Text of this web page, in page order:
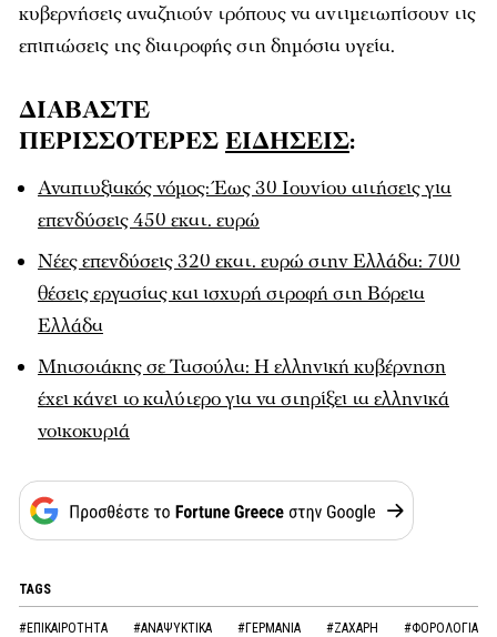
κυβερνήσεις αναζητούν τρόπους να αντιμετωπίσουν τις
επιπτώσεις της διατροφής στη δημόσια υγεία.
ΔΙΑΒΑΣΤΕ
ΠΕΡΙΣΣΟΤΕΡΕΣ ΕΙΔΗΣΕΙΣ:
Αναπτυξιακός νόμος: Έως 30 Ιουνίου αιτήσεις για
επενδύσεις 450 εκατ. ευρώ
Νέες επενδύσεις 320 εκατ. ευρώ στην Ελλάδα: 700
θέσεις εργασίας και ισχυρή στροφή στη Βόρεια
Ελλάδα
Μητσοτάκης σε Τασούλα: Η ελληνική κυβέρνηση
έχει κάνει το καλύτερο για να στηρίξει τα ελληνικά
νοικοκυριά
TAGS
#ΕΠΙΚΑΙΡΟΤΗΤΑ #ΑΝΑΨΥΚΤΙΚΑ #ΓΕΡΜΑΝΙΑ #ΖΑΧΑΡΗ #ΦΟΡΟΛΟΓΙΑ